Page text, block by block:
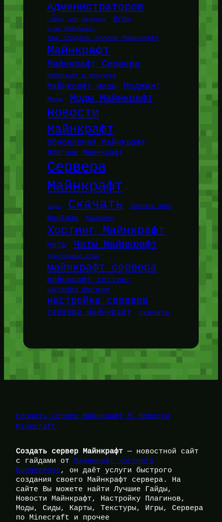
Администраторов
Гайды для админов Игры
Игры Майнкрафт
Как создать сервер Майнкрафт
Майнкрафт
Майнкрафт Сервера
Майнкрафт в браузере
Майнкрафт моды Моджанг
Моды Моды Майнкрафт
Новости
Майнкрафт
Обновления Майнкрафт
Плагины Майнкрафт
Сервера
Майнкрафт
Сиды Скачать Скачать читы
ФанТайм ХайТейл
Хостинг Майнкрафт
Читы Читы Майнкрафт
браузерные игры
майнкрафт сервера
майнкрафт хостинг
настройка плагинов
настройка сервера
сервера майнкрафт скачать
Создать сервер Майнкрафт ⛏️ Новости
Minecraft
Создать сервер Майнкрафт — новостной сайт
с гайдами от
Майнкрафт хостинга
BungeeHost, он даёт услуги быстрого
создания своего Майнкрафт сервера. На
сайте Вы можете найти Лучшие Гайды,
Новости Майнкрафт, Настройку Плагинов,
Моды, Сиды, Карты, Текстуры, Игры, Сервера
по Minecraft и прочее